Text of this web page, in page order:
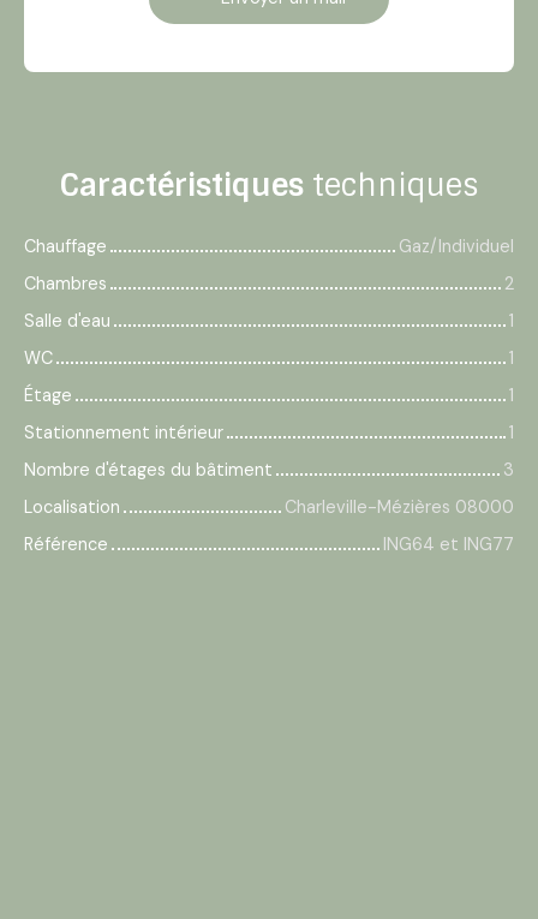
Caractéristiques techniques
Chauffage
Gaz/Individuel
Chambres
2
Salle d'eau
1
WC
1
Étage
1
Stationnement intérieur
1
Nombre d'étages du bâtiment
3
Localisation
Charleville-Mézières 08000
Référence
ING64 et ING77